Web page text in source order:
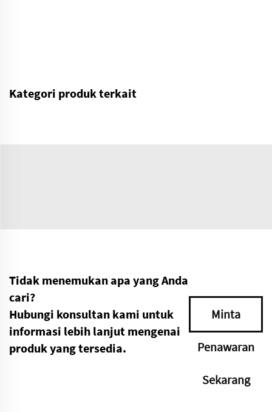
Kategori produk terkait
Tidak menemukan apa yang Anda
cari?
Hubungi konsultan kami untuk
informasi lebih lanjut mengenai
produk yang tersedia.
Minta
Penawaran
Sekarang